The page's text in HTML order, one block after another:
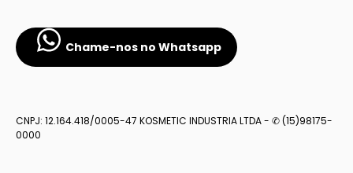
Chame-nos no Whatsapp
CNPJ: 12.164.418/0005-47 KOSMETIC INDUSTRIA LTDA - ✆ (15)98175-
0000